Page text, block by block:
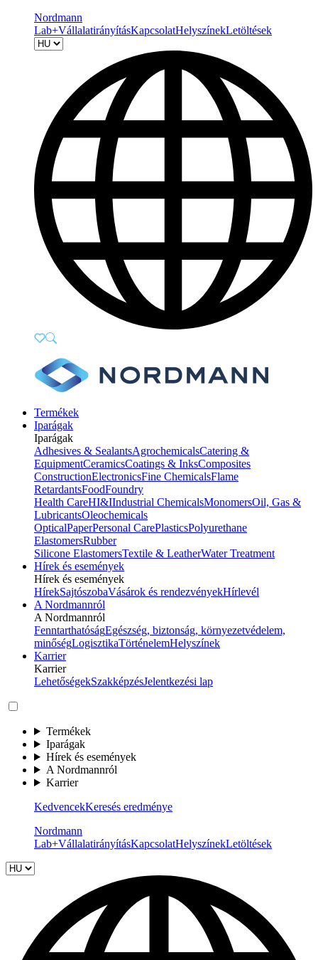
Nordmann
Lab+VállalatirányításKapcsolatHelyszínekLetöltések
Termékek
Iparágak
Iparágak
Adhesives & SealantsAgrochemicalsCatering &
EquipmentCeramicsCoatings & InksComposites
ConstructionElectronicsFine ChemicalsFlame
RetardantsFoodFoundry
Health CareHI&IIndustrial ChemicalsMonomersOil, Gas &
LubricantsOleochemicals
OpticalPaperPersonal CarePlasticsPolyurethane
ElastomersRubber
Silicone ElastomersTextile & LeatherWater Treatment
Hírek és események
Hírek és események
HírekSajtószobaVásárok és rendezvényekHírlevél
A Nordmannról
A Nordmannról
FenntarthatóságEgészség, biztonság, környezetvédelem,
minőségLogisztikaTörténelemHelyszínek
Karrier
Karrier
LehetőségekSzakképzésJelentkezési lap
Termékek
Iparágak
Hírek és események
A Nordmannról
Karrier
KedvencekKeresés eredménye
Nordmann
Lab+VállalatirányításKapcsolatHelyszínekLetöltések